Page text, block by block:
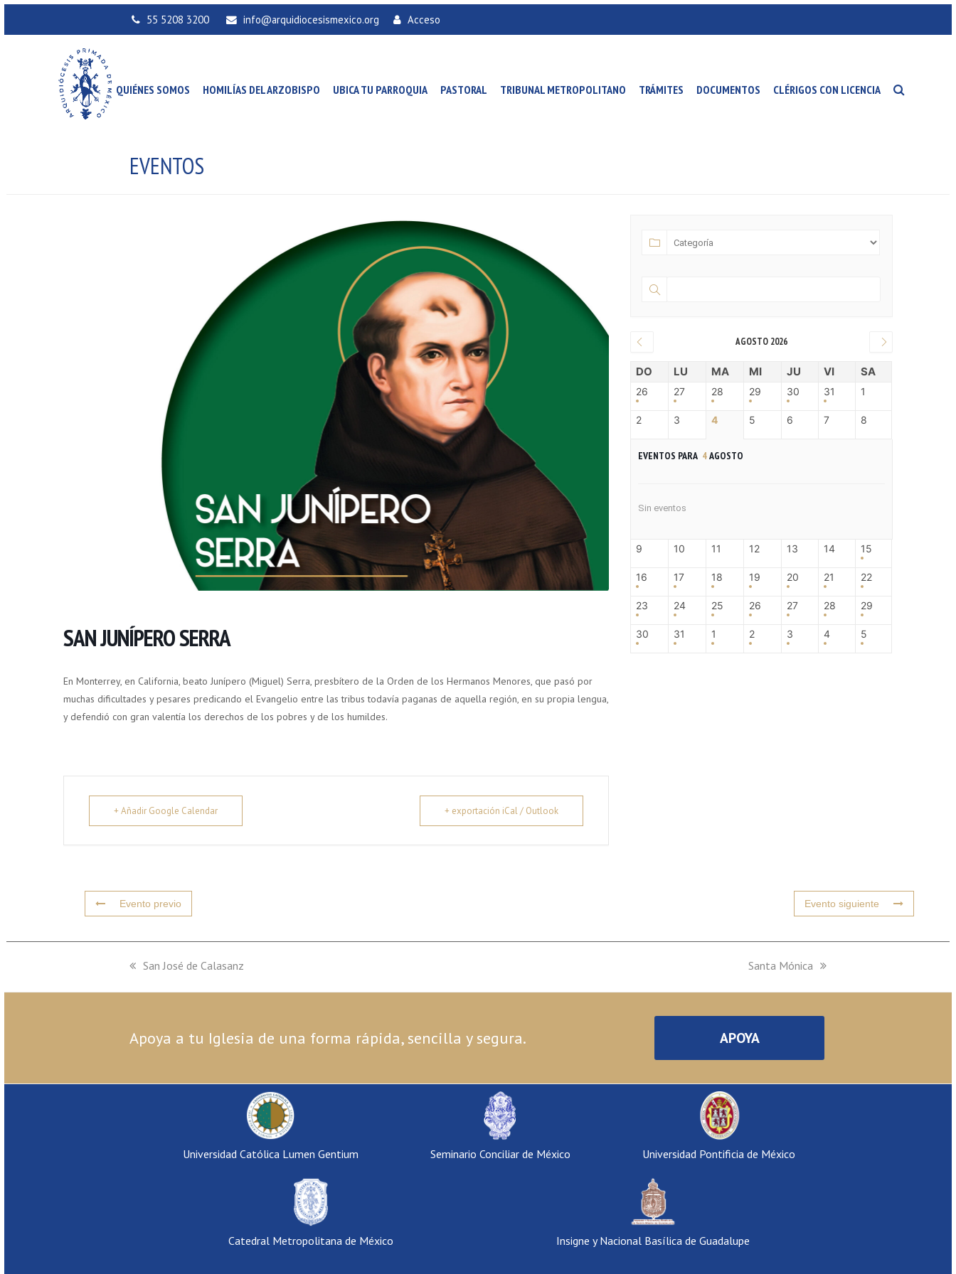
55 5208 3200 info@arquidiocesismexico.org Acceso
QUIÉNES SOMOS HOMILÍAS DEL ARZOBISPO UBICA TU PARROQUIA PASTORAL TRIBUNAL METROPOLITANO TRÁMITES DOCUMENTOS CLÉRIGOS CON LICENCIA
EVENTOS
SAN JUNÍPERO SERRA
En Monterrey, en California, beato Junípero (Miguel) Serra, presbítero de la Orden de los Hermanos Menores, que pasó por
muchas dificultades y pesares predicando el Evangelio entre las tribus todavía paganas de aquella región, en su propia lengua,
y defendió con gran valentía los derechos de los pobres y de los humildes.
+ Añadir Google Calendar + exportación iCal / Outlook
AGOSTO 2026
DO LU MA MI JU VI SA
26 27 28 29 30 31 1
2 3 4 5 6 7 8
EVENTOS PARA 4AGOSTO
Sin eventos
9 10 11 12 13 14 15
16 17 18 19 20 21 22
23 24 25 26 27 28 29
30 31 1 2 3 4 5
Evento previo Evento siguiente
previous
San José de Calasanz
next
Santa Mónica
Apoya a tu Iglesia de una forma rápida, sencilla y segura. APOYA
Universidad Católica Lumen Gentium Seminario Conciliar de México Universidad Pontificia de México
Catedral Metropolitana de México Insigne y Nacional Basílica de Guadalupe